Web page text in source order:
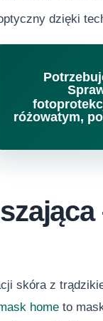
dzięki
różowatym,
skóra z
home to